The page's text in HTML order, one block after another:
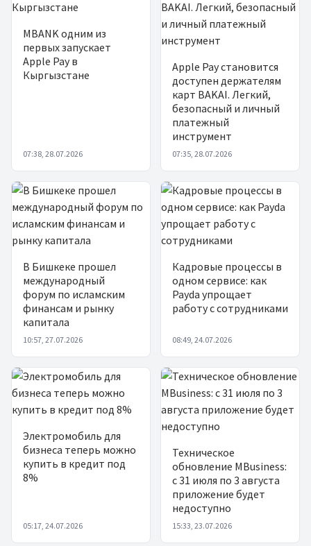
MBANK одним из
первых запускает
Apple Pay в
Кыргызстане
07:38, 28.07.2026
Apple Pay становится
доступен держателям
карт BAKAI. Легкий,
безопасный и личный
платежный
инструмент
07:35, 28.07.2026
В Бишкеке прошел
международный
форум по исламским
финансам и рынку
капитала
10:57, 27.07.2026
Кадровые процессы в
одном сервисе: как
Payda упрощает
работу с сотрудниками
08:49, 24.07.2026
Электромобиль для
бизнеса теперь можно
купить в кредит под
8%
05:17, 24.07.2026
Техническое
обновление MBusiness:
с 31 июля по 3 августа
приложение будет
недоступно
15:33, 23.07.2026